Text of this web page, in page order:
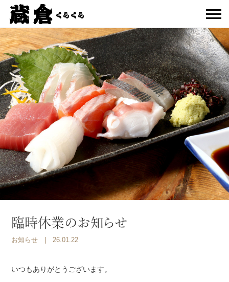
臨時休業のお知らせ
お知らせ | 26.01.22
いつもありがとうございます。